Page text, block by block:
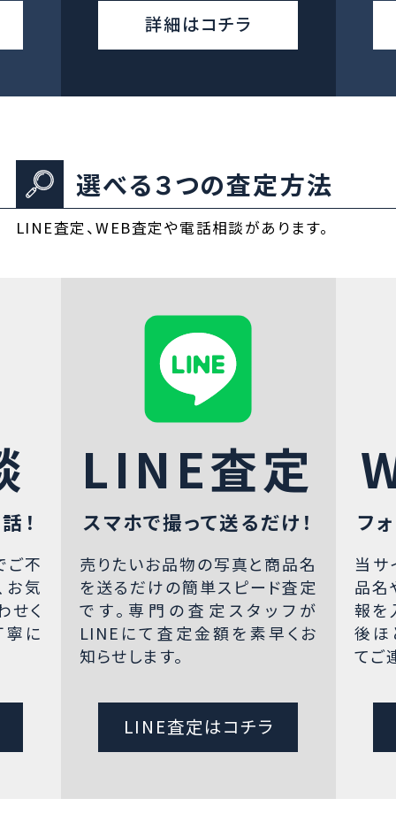
詳細はコチラ
選べる３つの査定方法
LINE査定、WEB査定や電話相談があります。
！
ご不
お気
せく
寧に
LINE査定
スマホで撮って送るだけ！
売りたいお品物の写真と商品名
を送るだけの簡単スピード査定
です。専門の査定スタッフが
LINEにて査定金額を素早くお
知らせします。
LINE査定はコチラ
フ
当サ
品名
報を
後ほ
てご